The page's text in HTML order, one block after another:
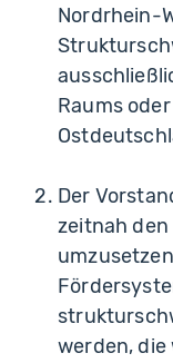
Nordrhein-
Raums
Der
zeitnah
werden,